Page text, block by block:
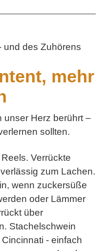
mehr
unser Herz berührt –
sollten.
Verrückte
zum Lachen.
wenn zuckersüße
oder Lämmer
über
Stachelschwein
- einfach